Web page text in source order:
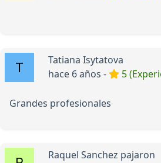
Tatiana Isytatova
hace 6 años -
5
Grandes profesionales
Raquel Sanchez pajaron